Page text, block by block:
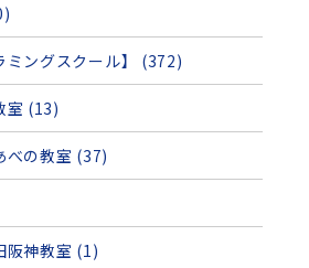
ミングスクール】 (372)
室 (13)
べの教室 (37)
阪神教室 (1)